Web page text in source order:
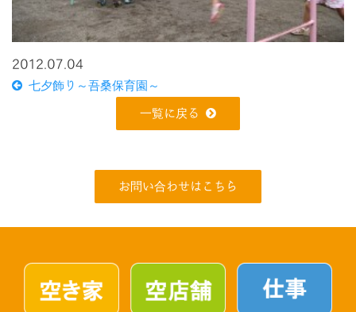
2012.07.04
七夕飾り～吾桑保育園～
一覧に戻る
お問い合わせはこちら